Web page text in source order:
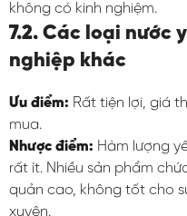
không có kinh nghiệm.
7.2. Các loại nước
nghiệp khác
Ưu điểm: Rất tiện lợi, giá
mua.
Nhược điểm: Hàm lượng
rất ít. Nhiều sản phẩm
quản cao, không tốt cho
xuyên.